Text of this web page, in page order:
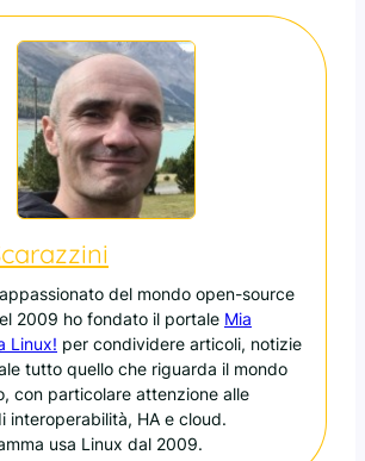
del mondo open-source
2009 ho fondato il portale Mia
Linux! per condividere articoli, notizie
tutto quello che riguarda il mondo
con particolare attenzione alle
interoperabilità, HA e cloud.
usa Linux dal 2009.